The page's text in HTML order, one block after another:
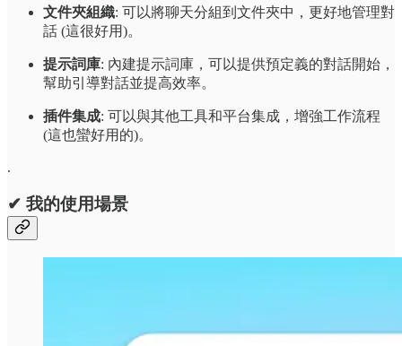
文件夾組織: 可以將聊天分組到文件夾中，更好地管理對
話 (這很好用)。
提示詞庫: 內建提示詞庫，可以提供預定義的對話開始，
幫助引導對話並提高效率。
插件集成: 可以與其他工具和平台集成，增強工作流程
(這也蠻好用的)。
.
✔ 我的使用場景